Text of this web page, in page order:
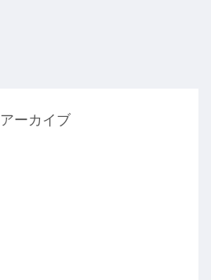
アーカイブ